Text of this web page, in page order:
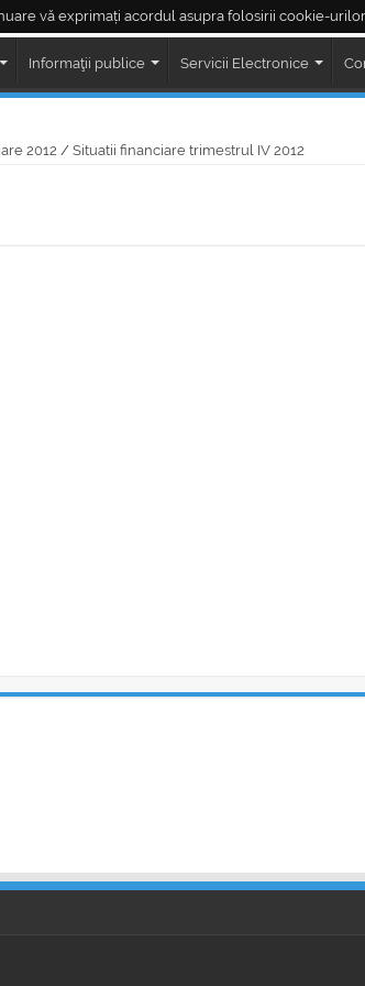
vă exprimați acordul asupra folosirii cookie-
Piața Corneliu Coposu LIVE ședințe Consiliul
Informaţii publice Servicii Electronice
2012 / Situatii financiare trimestrul IV 2012